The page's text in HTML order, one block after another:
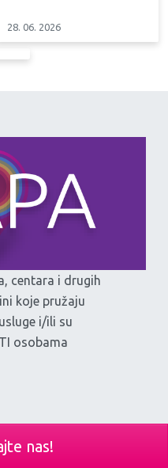
28. 06. 2026
centara i drugih
koje pružaju
i/ili su
osobama
nas!